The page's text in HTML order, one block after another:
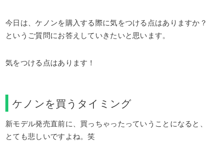
今日は、ケノンを購入する際に気をつける点はありますか？
というご質問にお答えしていきたいと思います。
気をつける点はあります！
ケノンを買うタイミング
新モデル発売直前に、買っちゃったっていうことになると、
とても悲しいですよね。笑